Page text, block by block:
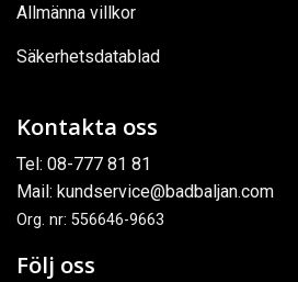
Allmänna villkor
Säkerhetsdatablad
Kontakta oss
Tel: 08-777 81 81
Mail: kundservice@badbaljan.com
Org. nr: 556646-9663
Följ oss